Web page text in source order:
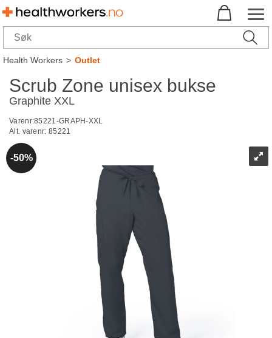
Health Workers>Outlet
Scrub Zone unisex bukse
Graphite XXL
Varenr:85221-GRAPH-XXL
Alt. varenr: 85221
50%